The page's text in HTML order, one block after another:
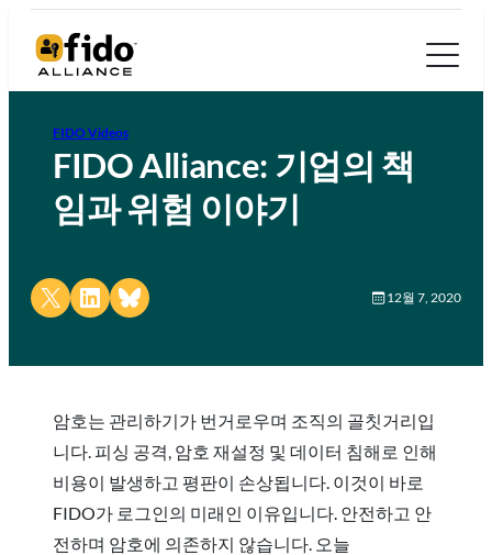
FIDO Videos
FIDO Alliance: 기업의 책
임과 위험 이야기
Share on X Share on LinkedIn
Share on Bluesky 12월 7, 2020
암호는 관리하기가 번거로우며 조직의 골칫거리입
니다. 피싱 공격, 암호 재설정 및 데이터 침해로 인해
비용이 발생하고 평판이 손상됩니다. 이것이 바로
FIDO가 로그인의 미래인 이유입니다. 안전하고 안
전하며 암호에 의존하지 않습니다. 오늘